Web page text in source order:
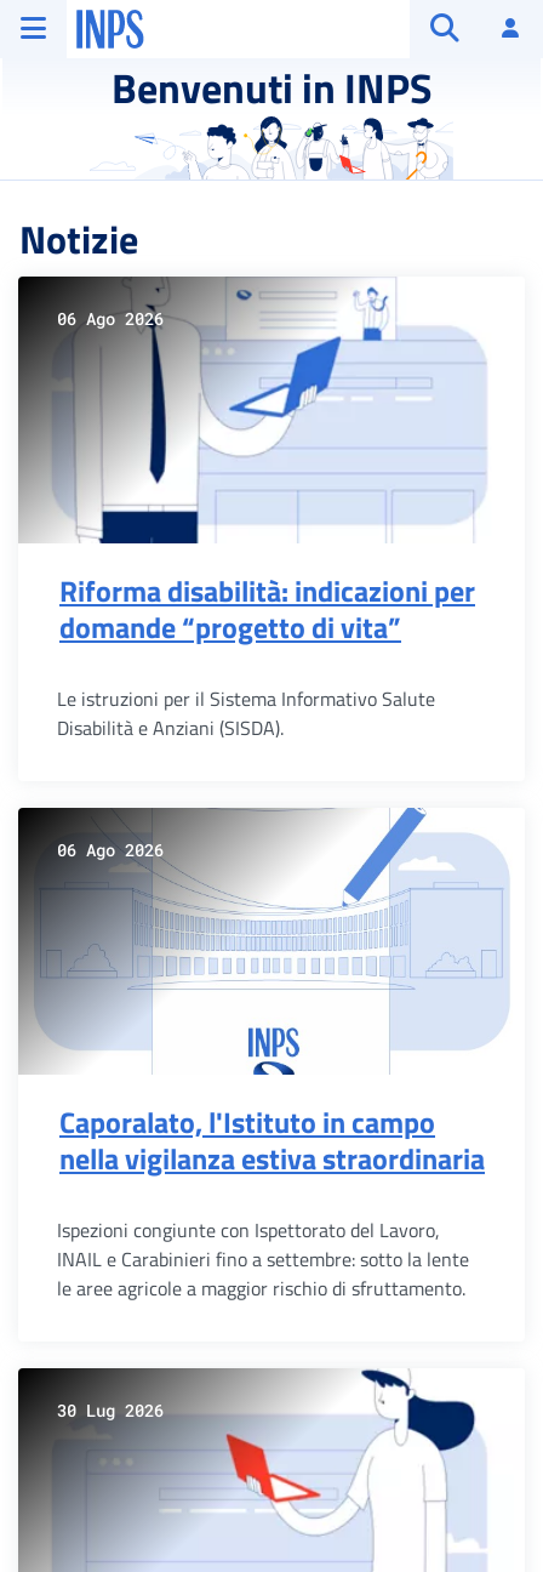
Vai al menu principale
Vai al contenuto principale
Vai al pie' di pagina
INPS ()
Benvenuti in INPS
Notizie
06 Ago 2026
Riforma disabilità: indicazioni per
domande “progetto di vita”
Le istruzioni per il Sistema Informativo Salute
Disabilità e Anziani (SISDA).
06 Ago 2026
Caporalato, l'Istituto in campo
nella vigilanza estiva straordinaria
Ispezioni congiunte con Ispettorato del Lavoro,
INAIL e Carabinieri fino a settembre: sotto la lente
le aree agricole a maggior rischio di sfruttamento.
30 Lug 2026